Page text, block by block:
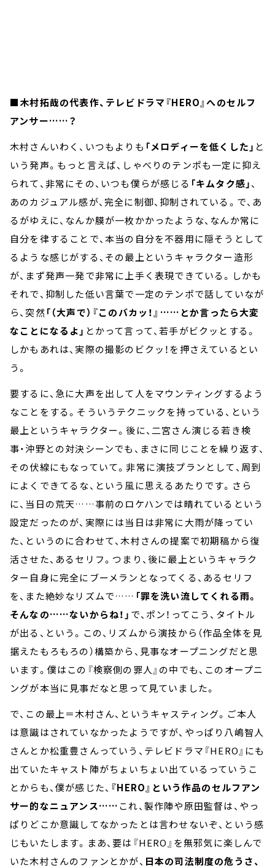
■木村拓哉の代表作、テレビドラマ『HERO』へのセルフ
アンサー……？
木村さんいわく、いつもよりも 「メロディーを低くした」 と
いう発声。もっと言えば、しゃべりのテンポも一定に抑え
られて、非常にその、いつも僕らが感じる 「キムタク感」、
あのカジュアル感が、完全に制御、抑制されている。で、あ
るがゆえに、なんか膜が一枚かかったような、なんか常に
自分を律することで、本当の自分を不器用に隠そうとして
るような感じがする、その最上というキャラクター造形
が、まず発声一発で非常に上手く表現できている。しかも
それで、抑制した低い言葉で一定のテンポで話していなが
ら、突然「（大声で）『このバカッ！』……とか言ったら大変
なことになるよ」 とかって言って、若手がビクッとする。
しかもあれは、実際の撮影のビクッ！を押さえているとい
う。
要するに、急に大声を出して人をマウンティングするよう
なことをする。そういうテクニックを持っている、という
最上というキャラクター。後に、二宮さん演じる若き検
事・沖野との対決シーンでも、まさに同じことを繰り返す、
その伏線にもなっていて。非常に演技プランとして、周到
によくできてるな、という風に思えるあたりです。さら
に、当日の荒天……事前のロケハンでは晴れているという
設定だったのが、実際には当日は非常に大雨が降ってい
た、というのに合わせて、木村さんの提案で初期稿から復
活させた、あるセリフ。つまり、後に最上というキャラク
ター自身に完全にブーメランとなってくる、あるセリフ
を、また絶妙なリズムで…… 「罪を洗い流してくれる雨。
そんなの……ないからね！」 で、ポン！ってこう、タイトル
が出る、という。この、リズムから演技から（作品全体を見
据えたもろもろの）構築から、見事なオープニングだと思
います。僕はこの『検察側の罪人』の中でも、このオープニ
ングが本当に見事だなと思って見ていました。
で、この最上＝木村さん、というキャスティング。ご本人
は意識はされていなかったようですが、やっぱり八嶋智人
さんとか松重豊さんっていう、テレビドラマ『HERO』にも
出ていたキャスト陣がちょいちょい出ているっていうこ
とからも、僕が感じた、 『HERO』という作品のセルフアン
サー的なニュアンス……これ、製作陣や原田監督は、やっ
ぱりどこか意識してなかったとは言わせないぞ、という感
じもいたします。まあ、要は『HERO』を無邪気に楽しんで
いた木村さんのファンとかが、 日本の司法制度の危うさ、